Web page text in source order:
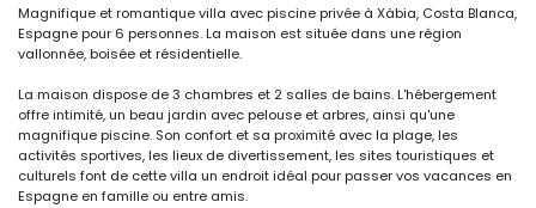
Magnifique et romantique villa avec piscine privée à Xàbia, Costa Blanca,
Espagne pour 6 personnes. La maison est située dans une région
vallonnée, boisée et résidentielle.
La maison dispose de 3 chambres et 2 salles de bains. L'hébergement
offre intimité, un beau jardin avec pelouse et arbres, ainsi qu'une
magnifique piscine. Son confort et sa proximité avec la plage, les
activités sportives, les lieux de divertissement, les sites touristiques et
culturels font de cette villa un endroit idéal pour passer vos vacances en
Espagne en famille ou entre amis.